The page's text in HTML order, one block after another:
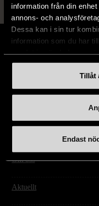
information från din
annons- och
Dessa kan i sin tur
information som du har
Tillåt
Endast
Om oss
Aktuellt